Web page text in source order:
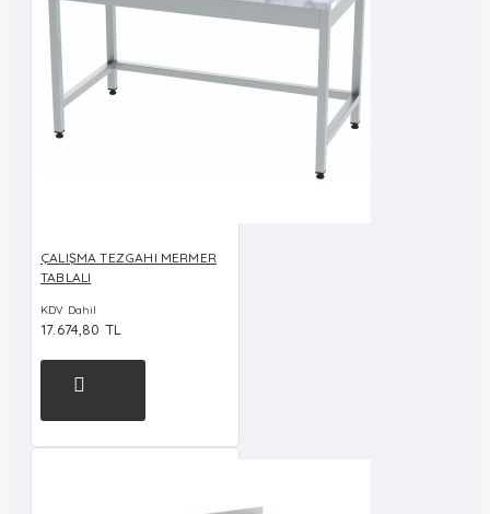
ÇALIŞMA TEZGAHI MERMER
TABLALI
KDV Dahil
17.674,80 TL